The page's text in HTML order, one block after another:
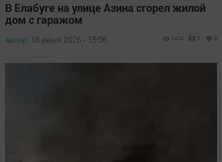
В Елабуге на улице Азина сгорел жилой
дом с гаражом
автор, 18 июня 2026 - 15:06 2434 0 0